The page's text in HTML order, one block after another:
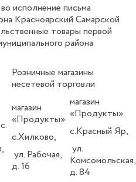
исполнение письма
Красноярский Самарской
товары первой
района
Розничные магазины
несетевой торговли
магазин
«Продукты»
с.Хилково,
ул. Рабочая,
д. 16
магазин
«Продукты»
с.Красный Яр,
ул.
Комсомольская,
д. 84